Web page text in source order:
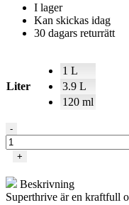
I lager
Kan skickas idag
30 dagars returrätt
Liter
1 L
3.9 L
120 ml
SuperThrive
mängd
-
+
Beskrivning
Superthrive är en kraftfull